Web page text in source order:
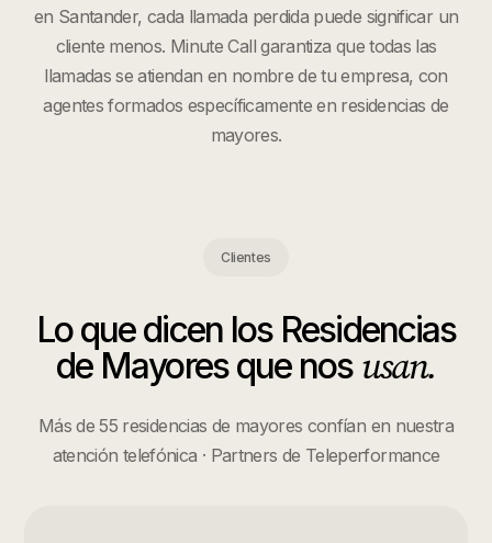
en Santander, cada llamada perdida puede significar un
cliente menos. Minute Call garantiza que todas las
llamadas se atiendan en nombre de tu empresa, con
agentes formados específicamente en residencias de
mayores.
Clientes
Lo que dicen los Residencias
de Mayoresque nos usan.
Más de 55 residencias de mayores confían en nuestra
atención telefónica · Partners de Teleperformance